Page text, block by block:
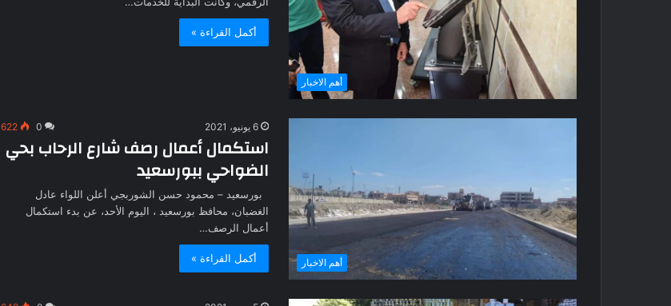
أهم الاخبار
أكمل القراءة »
أهم الاخبار
6 يونيو، 2021 0
622
استكمال أعمال رصف شارع الرحاب بحي
الضواحي ببورسعيد
بورسعيد – محمود حسن الشوربجي أعلن اللواء عادل
الغضبان، محافظ بورسعيد ، اليوم الأحد، عن بدء استكمال
أعمال الرصف…
أكمل القراءة »